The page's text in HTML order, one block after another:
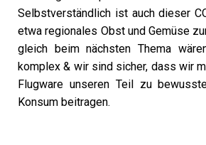
Selbstverständlich ist auch dieser
etwa regionales Obst und Gemüse
gleich beim nächsten Thema
komplex & wir sind sicher, dass wir
Flugware unseren Teil zu
Konsum beitragen.